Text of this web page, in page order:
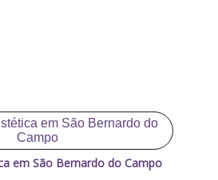
em São Bernardo do Campo